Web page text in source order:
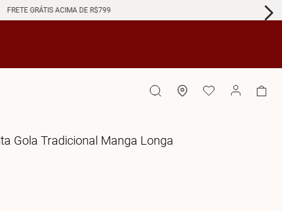
GRÁTIS ACIMA DE R$799
Gola Tradicional Manga Longa